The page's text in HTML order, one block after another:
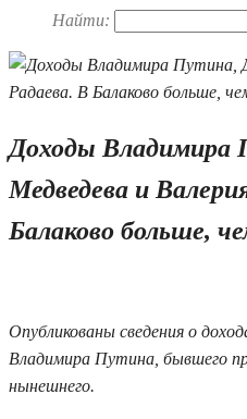
Найти:
Доходы
Медведева и
Балаково больше,
Опубликованы сведения о
Владимира Путина, бывшего
нынешнего.